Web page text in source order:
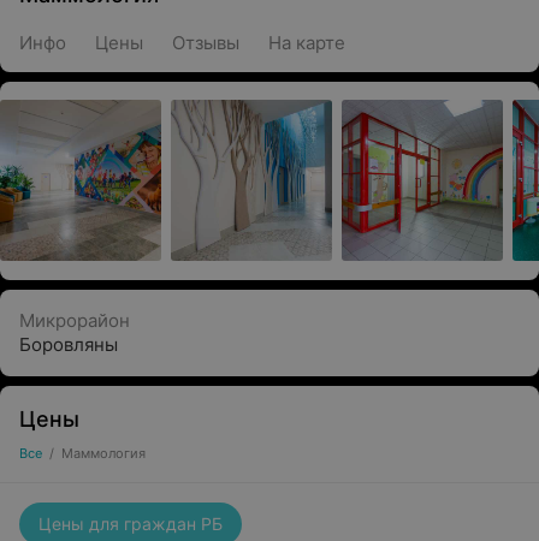
Инфо Цены Отзывы На карте
Микрорайон
Боровляны
Цены
Все / Маммология
Цены для граждан РБ